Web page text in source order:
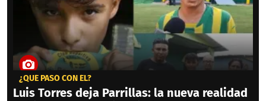
¿QUÉ PASÓ CON ÉL?
Luis Torres deja Parrillas: la nueva realidad